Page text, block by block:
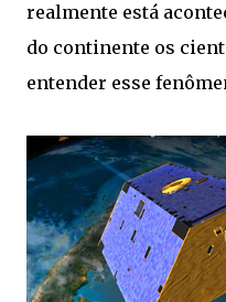
realmente está
do continente os
entender esse